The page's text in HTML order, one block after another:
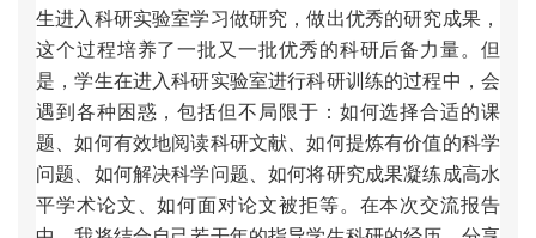
生进入科研实验室学习做研究，做出优秀的研究成果，
这个过程培养了一批又一批优秀的科研后备力量。但
是，学生在进入科研实验室进行科研训练的过程中，会
遇到各种困惑，包括但不局限于：如何选择合适的课
题、如何有效地阅读科研文献、如何提炼有价值的科学
问题、如何解决科学问题、如何将研究成果凝练成高水
平学术论文、如何面对论文被拒等。在本次交流报告